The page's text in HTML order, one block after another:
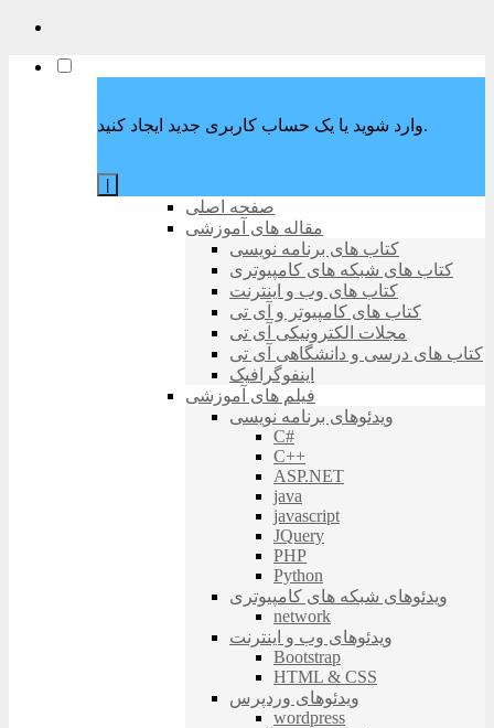
وارد شوید یا یک حساب کاربری جدید ایجاد کنید.
صفحه اصلی
مقاله های آموزشی
کتاب های برنامه نویسی
کتاب های شبکه های کامپیوتری
کتاب های وب و اینترنت
کتاب های کامپیوتر و آی تی
مجلات الکترونیکی آی تی
کتاب های درسی و دانشگاهی آی تی
اینفوگرافیک
فیلم های آموزشی
ویدئوهای برنامه نویسی
C#
C++
ASP.NET
java
javascript
JQuery
PHP
Python
ویدئوهای شبکه های کامپیوتری
network
ویدئوهای وب و اینترنت
Bootstrap
HTML & CSS
ویدئوهای وردپرس
wordpress